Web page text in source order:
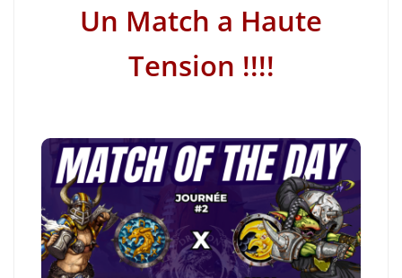
Un Match a Haute
Tension !!!!